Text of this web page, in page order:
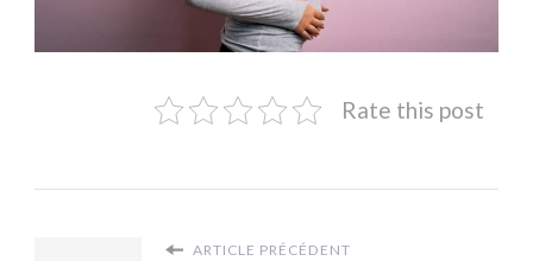
Rate this post
ARTICLE PRÉCÉDENT